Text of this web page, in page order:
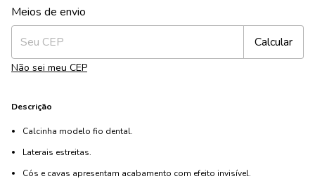
Entregas para o CEP:
Meios de envio
Calcular
Não sei meu CEP
Descrição
Calcinha modelo fio dental.
Laterais estreitas.
Cós e cavas apresentam acabamento com efeito invisível.